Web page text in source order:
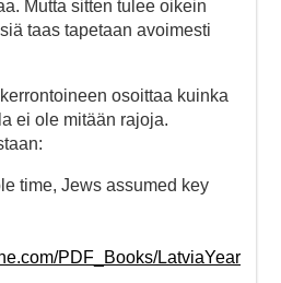
Mutta sitten tulee oikein
taas tapetaan avoimesti
osoittaa kuinka
ei ole mitään rajoja.
time, Jews assumed key
PDF_Books/LatviaYear